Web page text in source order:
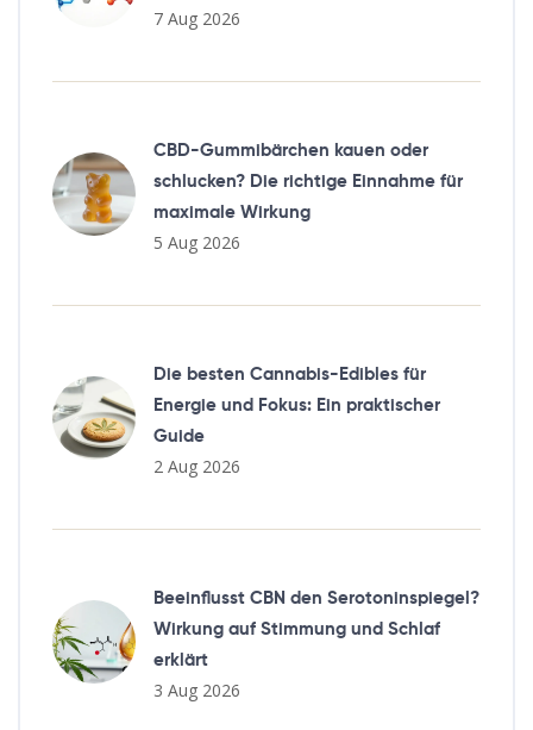
7 Aug 2026
CBD-Gummibärchen kauen oder
schlucken? Die richtige Einnahme für
maximale Wirkung
5 Aug 2026
Die besten Cannabis-Edibles für
Energie und Fokus: Ein praktischer
Guide
2 Aug 2026
Beeinflusst CBN den Serotoninspiegel?
Wirkung auf Stimmung und Schlaf
erklärt
3 Aug 2026